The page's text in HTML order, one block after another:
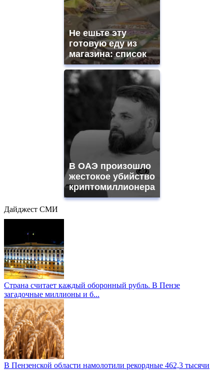
Не ешьте эту
готовую еду из
магазина: список
В ОАЭ произошло
жестокое убийство
криптомиллионера
Дайджест СМИ
Страна считает каждый оборонный рубль. В Пензе
загадочные миллионы и б...
В Пензенской области намолотили рекордные 462,3 тысячи